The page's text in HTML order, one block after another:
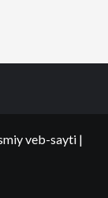
veb-sayti |